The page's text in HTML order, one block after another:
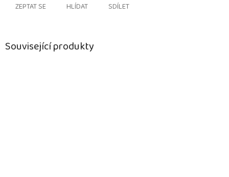
ZEPTAT SE HLÍDAT SDÍLET
Související produkty